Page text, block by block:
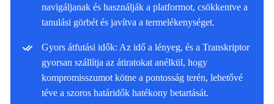
navigáljanak és használják a platformot, csökkentve a
tanulási görbét és javítva a termelékenységet.
Gyors átfutási idők: Az idő a lényeg, és a Transkriptor
gyorsan szállítja az átiratokat anélkül, hogy
kompromisszumot kötne a pontosság terén, lehetővé
téve a szoros határidők hatékony betartását.